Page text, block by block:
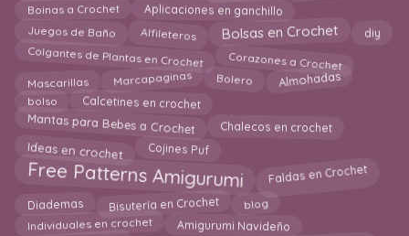
Boinas a Crochet Aplicaciones en ganchillo
Juegos de Baño Alfileteros Bolsas en Crochet diy
Colgantes de Plantas en Crochet Corazones a Crochet
Mascarillas Marcapaginas Bolero Almohadas
bolso Calcetines en crochet
Mantas para Bebes a Crochet Chalecos en crochet
Ideas en crochet Cojines Puf
Free Patterns Amigurumi Faldas en Crochet
Diademas Bisutería en Crochet blog
Individuales en crochet Amigurumi Navideño